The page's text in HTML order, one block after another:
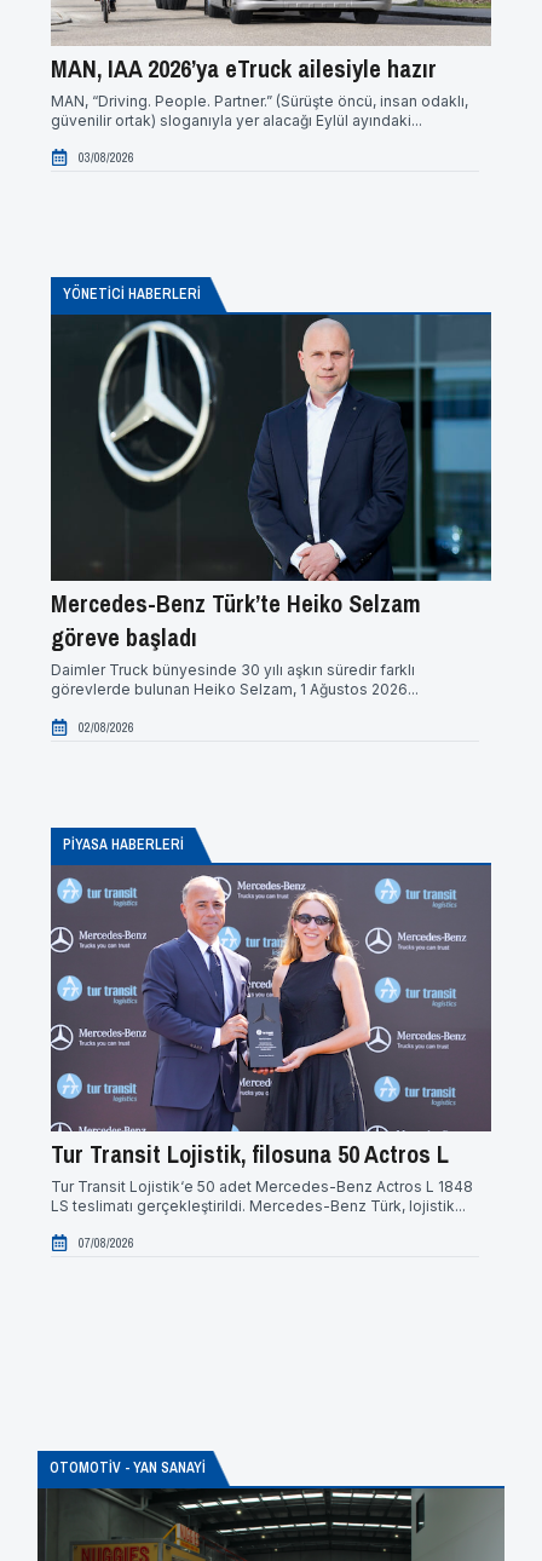
MAN, IAA 2026’ya eTruck ailesiyle hazır
MAN, “Driving. People. Partner.” (Sürüşte öncü, insan odaklı,
güvenilir ortak) sloganıyla yer alacağı Eylül ayındaki...
03/08/2026
YÖNETICI HABERLERI
Mercedes-Benz Türk’te Heiko Selzam
göreve başladı
Daimler Truck bünyesinde 30 yılı aşkın süredir farklı
görevlerde bulunan Heiko Selzam, 1 Ağustos 2026...
02/08/2026
PİYASA HABERLERI
Tur Transit Lojistik, filosuna 50 Actros L
Tur Transit Lojistik‘e 50 adet Mercedes-Benz Actros L 1848
LS teslimatı gerçekleştirildi. Mercedes-Benz Türk, lojistik...
07/08/2026
OTOMOTİV - YAN SANAYİ